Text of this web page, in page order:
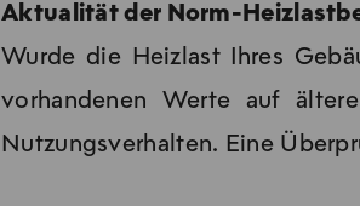
Aktualität der Norm-
Wurde die Heizlast Ihres
vorhandenen Werte auf
Nutzungsverhalten. Eine